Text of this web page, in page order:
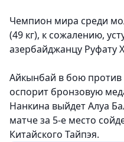
Чемпион мира среди
(49 кг), к сожалению,
азербайджанцу Руфату
Айкынбай в бою
оспорит бронзовую
Нанкина выйдет Алуа
матче за 5-е место
Китайского Тайпэя.